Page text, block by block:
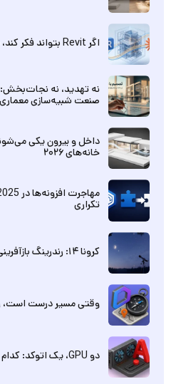
اگر Revit بتواند فکر کند، نتیجه شبیه این می‌شود
نه تهدید، نه
صنعت شبیه‌سازی معماری تا
داخل و بیرون یکی
خانه‌های ۲۰۲۶
تکراری
کرونا ۱۴: رندرینگ بازآفرینی‌شده
وقتی مسیر درست است،
دو GPU، یک اتوکد: کدام را و چرا انتخاب می‌کند؟